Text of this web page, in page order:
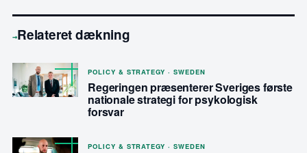
→Relateret dækning
POLICY & STRATEGY · SWEDEN
Regeringen præsenterer Sveriges første
nationale strategi for psykologisk
forsvar
POLICY & STRATEGY · SWEDEN